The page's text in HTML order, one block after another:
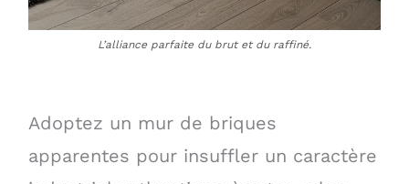
L’alliance parfaite du brut et du raffiné.
Adoptez un mur de briques
apparentes pour insuffler un caractère